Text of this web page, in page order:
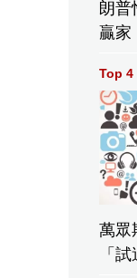
朗普
贏家
Top 4
萬眾
「試